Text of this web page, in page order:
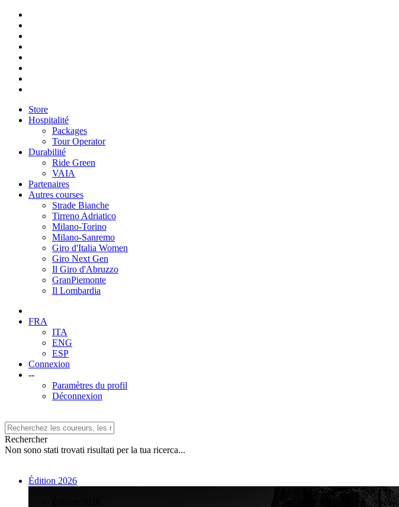
Store
Hospitalité
Packages
Tour Operator
Durabilité
Ride Green
VAIA
Partenaires
Autres courses
Strade Bianche
Tirreno Adriatico
Milano-Torino
Milano-Sanremo
Giro d'Italia Women
Giro Next Gen
Il Giro d'Abruzzo
GranPiemonte
Il Lombardia
FRA
ITA
ENG
ESP
Connexion
--
Paramètres du profil
Déconnexion
Rechercher
Non sono stati trovati risultati per la tua ricerca...
Édition 2026